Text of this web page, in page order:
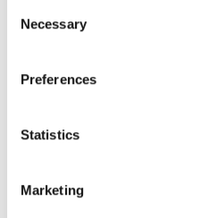
Selection
Necessary
Preferences
Statistics
Marketing
Relaterade produkter
06532900
20 mm